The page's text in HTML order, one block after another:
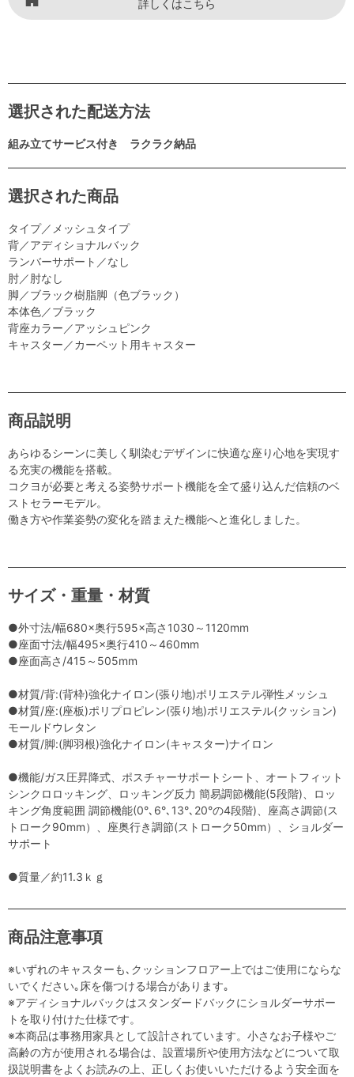
詳しくはこちら
選択された配送方法
組み立てサービス付き ラクラク納品
選択された商品
タイプ／メッシュタイプ
背／アディショナルバック
ランバーサポート／なし
肘／肘なし
脚／ブラック樹脂脚（色ブラック）
本体色／ブラック
背座カラー／アッシュピンク
キャスター／カーペット用キャスター
商品説明
あらゆるシーンに美しく馴染むデザインに快適な座り心地を実現す
る充実の機能を搭載。
コクヨが必要と考える姿勢サポート機能を全て盛り込んだ信頼のベ
ストセラーモデル。
働き方や作業姿勢の変化を踏まえた機能へと進化しました。
サイズ・重量・材質
●外寸法/幅680×奥行595×高さ1030～1120mm
●座面寸法/幅495×奥行410～460mm
●座面高さ/415～505mm
●材質/背:(背枠)強化ナイロン(張り地)ポリエステル弾性メッシュ
●材質/座:(座板)ポリプロピレン(張り地)ポリエステル(クッション)
モールドウレタン
●材質/脚:(脚羽根)強化ナイロン(キャスター)ナイロン
●機能/ガス圧昇降式、ポスチャーサポートシート、オートフィット
シンクロロッキング、ロッキング反力 簡易調節機能(5段階)、ロッ
キング角度範囲 調節機能(0°､6°､13°､20°の4段階)、座高さ調節(ス
トローク90mm）、座奥行き調節(ストローク50mm）、ショルダー
サポート
●質量／約11.3ｋｇ
商品注意事項
※いずれのキャスターも､クッションフロアー上ではご使用にならな
いでください｡床を傷つける場合があります｡
※アディショナルバックはスタンダードバックにショルダーサポー
トを取り付けた仕様です。
※本商品は事務用家具として設計されています。小さなお子様やご
高齢の方が使用される場合は、設置場所や使用方法などについて取
扱説明書をよくお読みの上、正しくお使いいただけるよう安全面を